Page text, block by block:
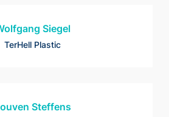
Siegel
TerHell Plastic
Steffens